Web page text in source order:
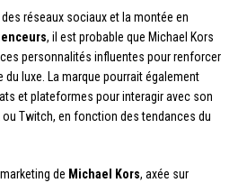
réseaux sociaux et la montée en
, il est probable que Michael Kors
personnalités influentes pour renforcer
luxe. La marque pourrait également
et plateformes pour interagir avec son
Twitch, en fonction des tendances du
de Michael Kors, axée sur